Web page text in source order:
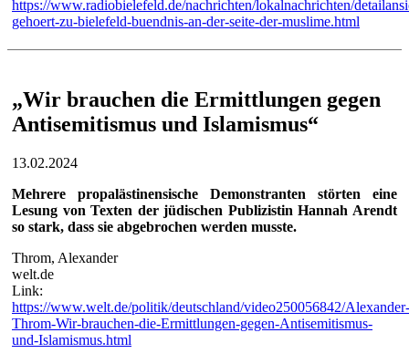
https://www.radiobielefeld.de/nachrichten/lokalnachrichten/
gehoert-zu-bielefeld-buendnis-an-der-seite-der-muslime.html
„Wir brauchen die Ermittlungen gegen
Antisemitismus und Islamismus“
13.02.2024
Mehrere propalästinensische Demonstranten störten eine
Lesung von Texten der jüdischen Publizistin Hannah Arendt
so stark, dass sie abgebrochen werden musste.
Throm, Alexander
welt.de
Link:
https://www.welt.de/politik/deutschland/video250056842/Alexander-
Throm-Wir-brauchen-die-Ermittlungen-gegen-Antisemitismus-
und-Islamismus.html